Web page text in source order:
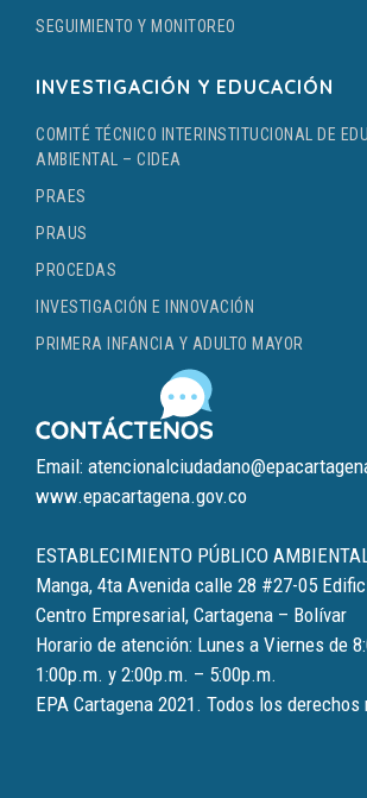
SEGUIMIENTO Y MONITOREO
INVESTIGACIÓN Y EDUCACIÓN
COMITÉ TÉCNICO INTERINSTITUCIONAL DE
AMBIENTAL – CIDEA
PRAES
PRAUS
PROCEDAS
INVESTIGACIÓN E INNOVACIÓN
PRIMERA INFANCIA Y ADULTO MAYOR
Email:
www.epacartagena.gov.co
ESTABLECIMIENTO PÚBLICO
Manga, 4ta Avenida calle 28 #27-05
Centro Empresarial, Cartagena – Bolívar
Horario de atención: Lunes a Viernes de
1:00p.m. y 2:00p.m. – 5:00p.m.
EPA Cartagena 2021. Todos los derechos